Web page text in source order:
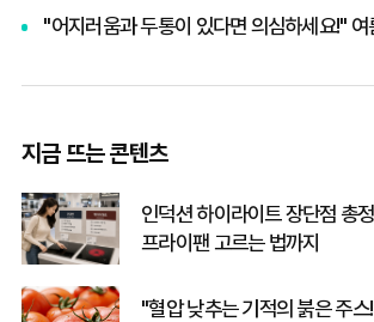
"어지러움과 두통이 있다면 의심하세요!" 여름철 무더위 탈수
지금 뜨는 콘텐츠
인덕션 하이라이트 장단점 총
프라이팬 고르는 법까지
"혈압 낮추는 기적의 붉은 주